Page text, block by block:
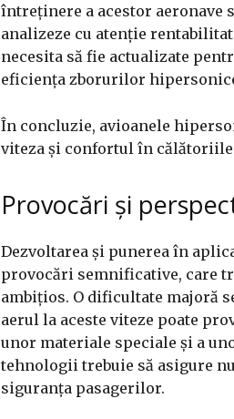
întreținere a acestor aeronave
analizeze cu atenție
necesita să fie actualizate
eficiența zborurilor
În concluzie, avioanele
viteza și confortul în călătoriile
Provocări și
Dezvoltarea și punerea în
provocări semnificative, care
ambițios. O dificultate majoră
aerul la aceste viteze poate
unor materiale speciale și a
tehnologii trebuie să asigure
siguranța pasagerilor.